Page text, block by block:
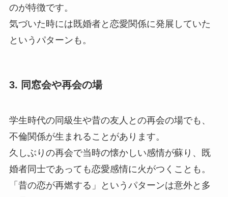
のが特徴です。
気づいた時には既婚者と恋愛関係に発展していた
というパターンも。
3. 同窓会や再会の場
学生時代の同級生や昔の友人との再会の場でも、
不倫関係が生まれることがあります。
久しぶりの再会で当時の懐かしい感情が蘇り、既
婚者同士であっても恋愛感情に火がつくことも。
「昔の恋が再燃する」というパターンは意外と多